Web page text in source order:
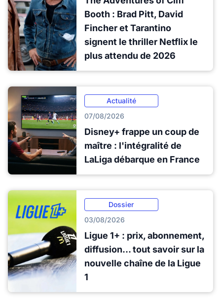
Booth : Brad Pitt, David
Fincher et Tarantino
signent le thriller Netflix le
plus attendu de 2026
Actualité
07/08/2026
Disney+ frappe un coup de
maître : l'intégralité de
LaLiga débarque en France
Dossier
03/08/2026
Ligue 1+ : prix, abonnement,
diffusion... tout savoir sur la
nouvelle chaîne de la Ligue
1